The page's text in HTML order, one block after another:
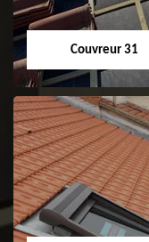
Couvreur 31
Couvreur 31